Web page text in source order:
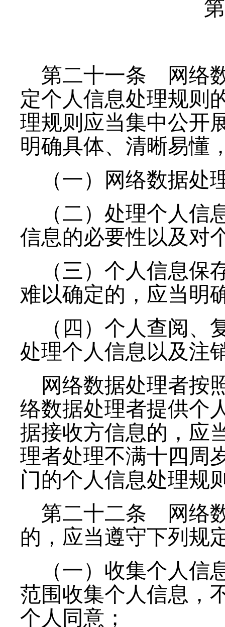
第二十一条 网络
定个人信息处理规则
理规则应当集中公开
明确具体、清晰易懂
（一）网络数据
（二）处理个人
信息的必要性以及对
（三）个人信息
难以确定的，应当明
（四）个人查阅
处理个人信息以及注
网络数据处理者按
络数据处理者提供个
据接收方信息的，应
理者处理不满十四周
门的个人信息处理规
第二十二条 网络
的，应当遵守下列规
（一）收集个人
范围收集个人信息，
个人同意；